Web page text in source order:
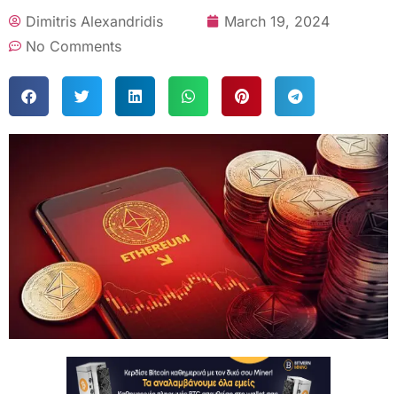
Dimitris Alexandridis
March 19, 2024
No Comments